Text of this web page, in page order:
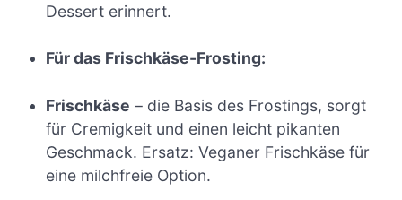
Dessert erinnert.
Für das Frischkäse-Frosting:
Frischkäse – die Basis des Frostings, sorgt
für Cremigkeit und einen leicht pikanten
Geschmack. Ersatz: Veganer Frischkäse für
eine milchfreie Option.